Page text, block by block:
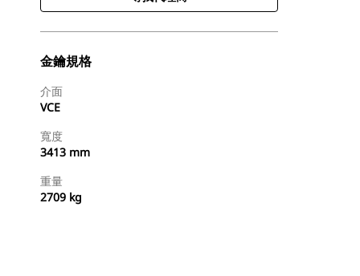
金鑰規格
介面
VCE
寬度
3413 mm
重量
2709 kg